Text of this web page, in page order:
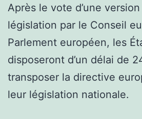
Après le vote d’une
législation par le Conseil
Parlement européen, les
disposeront d’un délai de
transposer la directive
leur législation nationale.